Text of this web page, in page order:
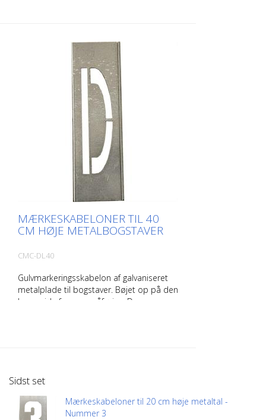
MÆRKESKABELONER TIL 40
CM HØJE METALBOGSTAVER
CMC-DL40
Gulvmarkeringsskabelon af galvaniseret
metalplade til bogstaver. Bøjet op på den
lange side for nem påføring. Den
Sidst set
Mærkeskabeloner til 20 cm høje metaltal -
Nummer 3